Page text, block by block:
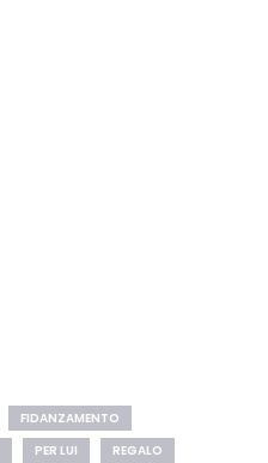
FIDANZAMENTO
PER LUI REGALO